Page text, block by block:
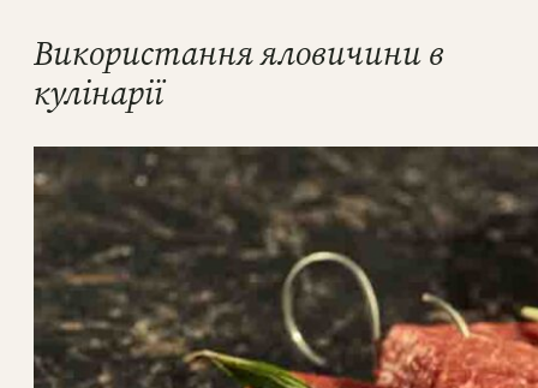
Використання яловичини в
кулінарії